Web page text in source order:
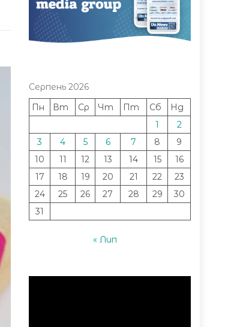
Серпень 2026
Пн
Вт Ср Чт Пт Сб
Нд
1
2
3
4 5 6 7 8
9
10
11 12 13 14 15
16
17
18 19 20 21 22
23
24
25 26 27 28 29
30
31
« Лип